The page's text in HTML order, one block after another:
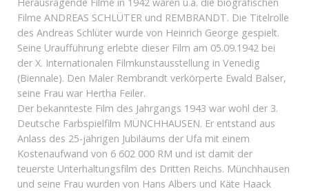
Filme ANDREAS SCHLÜTER und REMBRANDT. Die Titelrolle
des Andreas Schlüter wurde von Heinrich George gespielt.
Seine Uraufführung erlebte dieser Film am 05.09.1942 bei
der X. Internationalen Filmkunstausstellung in Venedig
(Biennale). Den Maler Rembrandt verkörperte Ewald Balser,
seine Frau war Hertha Feiler.
Der bekannteste Film des Jahrgangs 1943 war wohl der 3.
Deutsche Farbspielfilm MÜNCHHAUSEN. Er entstand aus
Anlass des 25-jährigen Jubiläums der Ufa mit einem
Kostenaufwand von 6 602 000 RM und ist damit der
teuerste Unterhaltungsfilm des Dritten Reichs. Münchhausen
und seine Frau wurden von Hans Albers und Käte Haack